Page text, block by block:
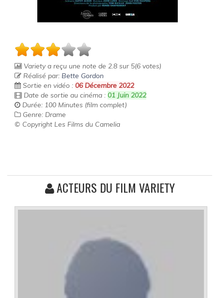
Varietya reçu une note de 2.8 sur 5(6 votes)
Réalisé par: Bette Gordon
Sortie en vidéo : 06 Décembre 2022
Date de sortie au cinéma : 01 Juin 2022
Durée: 100 Minutes (film complet)
Genre: Drame
© Copyright Les Films du Camelia
ACTEURS DU FILM VARIETY